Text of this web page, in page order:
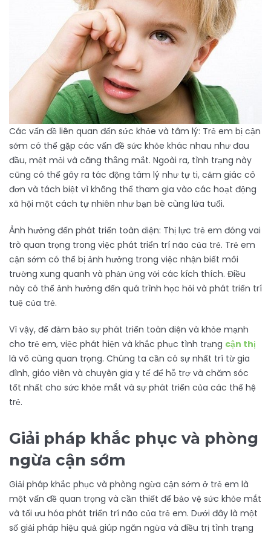
Các vấn đề liên quan đến sức khỏe và tâm lý: Trẻ em bị cận
sớm có thể gặp các vấn đề sức khỏe khác nhau như đau
đầu, mệt mỏi và căng thẳng mắt. Ngoài ra, tình trạng này
cũng có thể gây ra tác động tâm lý như tự ti, cảm giác cô
đơn và tách biệt vì không thể tham gia vào các hoạt động
xã hội một cách tự nhiên như bạn bè cùng lứa tuổi.
Ảnh hưởng đến phát triển toàn diện: Thị lực trẻ em đóng vai
trò quan trọng trong việc phát triển trí não của trẻ. Trẻ em
cận sớm có thể bị ảnh hưởng trong việc nhận biết môi
trường xung quanh và phản ứng với các kích thích. Điều
này có thể ảnh hưởng đến quá trình học hỏi và phát triển trí
tuệ của trẻ.
Vì vậy, để đảm bảo sự phát triển toàn diện và khỏe mạnh
cho trẻ em, việc phát hiện và khắc phục tình trạng cận thị
là vô cùng quan trọng. Chúng ta cần có sự nhất trí từ gia
đình, giáo viên và chuyên gia y tế để hỗ trợ và chăm sóc
tốt nhất cho sức khỏe mắt và sự phát triển của các thế hệ
trẻ.
Giải pháp khắc phục và phòng
ngừa cận sớm
Giải pháp khắc phục và phòng ngừa cận sớm ở trẻ em là
một vấn đề quan trọng và cần thiết để bảo vệ sức khỏe mắt
và tối ưu hóa phát triển trí não của trẻ em. Dưới đây là một
số giải pháp hiệu quả giúp ngăn ngừa và điều trị tình trạng